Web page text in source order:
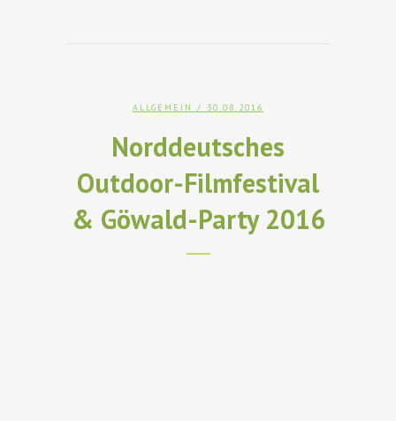
ALLGEMEIN / 30.08.2016
Norddeutsches
Outdoor-Filmfestival
& Göwald-Party 2016